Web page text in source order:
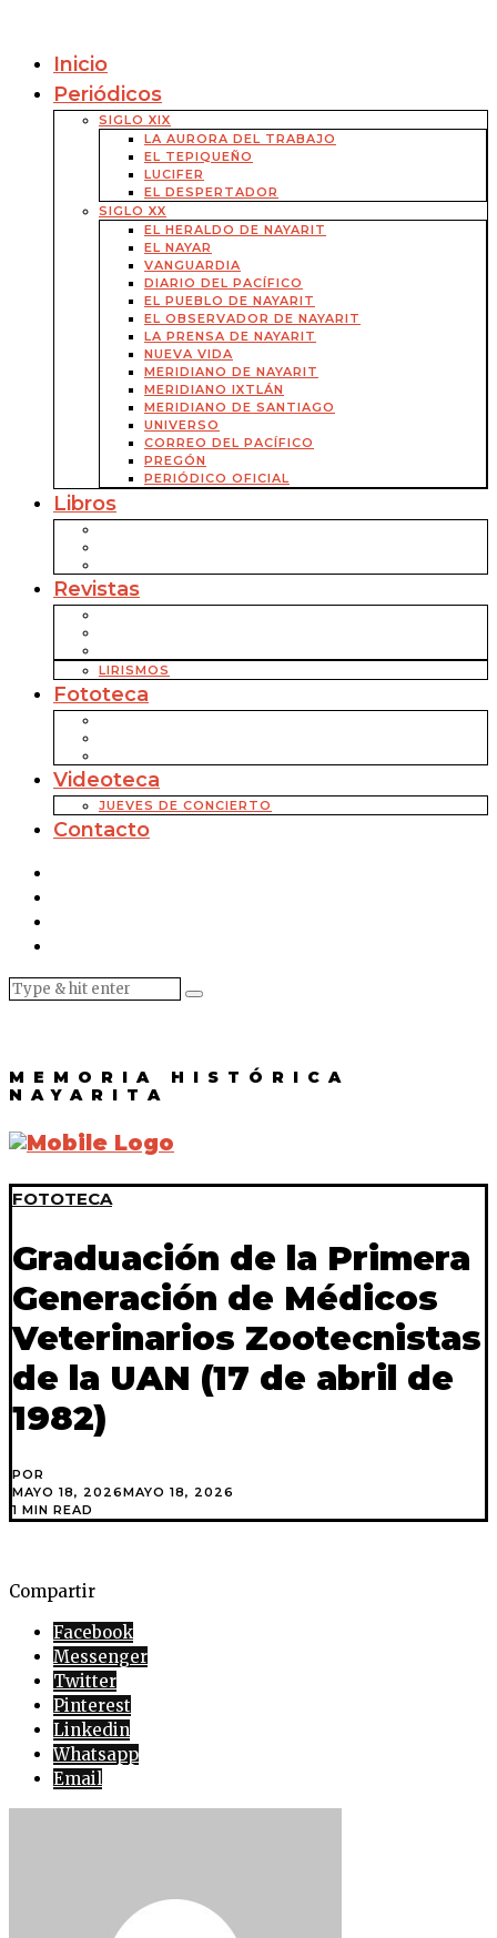
Inicio
Periódicos
SIGLO XIX
LA AURORA DEL TRABAJO
EL TEPIQUEÑO
LUCIFER
EL DESPERTADOR
SIGLO XX
EL HERALDO DE NAYARIT
EL NAYAR
VANGUARDIA
DIARIO DEL PACÍFICO
EL PUEBLO DE NAYARIT
EL OBSERVADOR DE NAYARIT
LA PRENSA DE NAYARIT
NUEVA VIDA
MERIDIANO DE NAYARIT
MERIDIANO IXTLÁN
MERIDIANO DE SANTIAGO
UNIVERSO
CORREO DEL PACÍFICO
PREGÓN
PERIÓDICO OFICIAL
Libros
Revistas
LIRISMOS
Fototeca
Videoteca
JUEVES DE CONCIERTO
Contacto
MEMORIA HISTÓRICA
NAYARITA
FOTOTECA
Graduación de la Primera
Generación de Médicos
Veterinarios Zootecnistas
de la UAN (17 de abril de
1982)
POR
MAYO 18, 2026MAYO 18, 2026
1 MIN READ
Compartir
Facebook
Messenger
Twitter
Pinterest
Linkedin
Whatsapp
Email